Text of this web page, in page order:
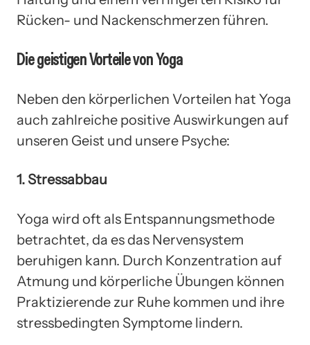
Rücken- und Nackenschmerzen führen.
Die geistigen Vorteile von Yoga
Neben den körperlichen Vorteilen hat Yoga
auch zahlreiche positive Auswirkungen auf
unseren Geist und unsere Psyche:
1. Stressabbau
Yoga wird oft als Entspannungsmethode
betrachtet, da es das Nervensystem
beruhigen kann. Durch Konzentration auf
Atmung und körperliche Übungen können
Praktizierende zur Ruhe kommen und ihre
stressbedingten Symptome lindern.